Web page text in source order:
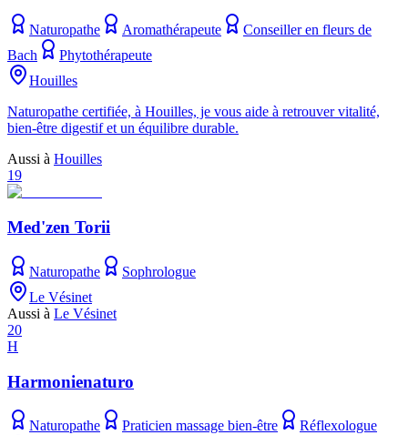
Naturopathe Aromathérapeute
Conseiller en fleurs de
Bach
Phytothérapeute
Houilles
Naturopathe certifiée, à Houilles, je vous aide à retrouver vitalité,
bien-être digestif et un équilibre durable.
Aussi à Houilles
19
Med'zen Torii
Naturopathe
Sophrologue
Le Vésinet
Aussi à Le Vésinet
20
H
Harmonienaturo
Naturopathe Praticien massage bien-être
Réflexologue